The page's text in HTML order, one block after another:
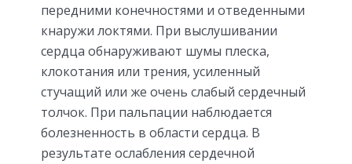
передними конечностями и отведенными
кнаружи локтями. При выслушивании
сердца обнаруживают шумы плеска,
клокотания или трения, усиленный
стучащий или же очень слабый сердечный
толчок. При пальпации наблюдается
болезненность в области сердца. В
результате ослабления сердечной